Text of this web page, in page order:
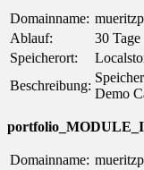
Domainname:
Ablauf:
30 Tage
Speicherort:
Beschreibung:
Demo
Domainname: